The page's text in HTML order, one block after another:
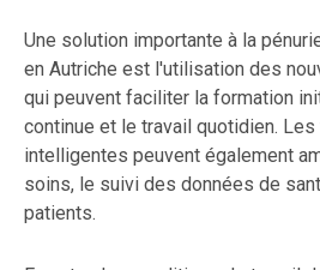
Une solution importante à la
en Autriche est l'utilisation des
qui peuvent faciliter la formation
continue et le travail quotidien.
intelligentes peuvent également
soins, le suivi des données de
patients.